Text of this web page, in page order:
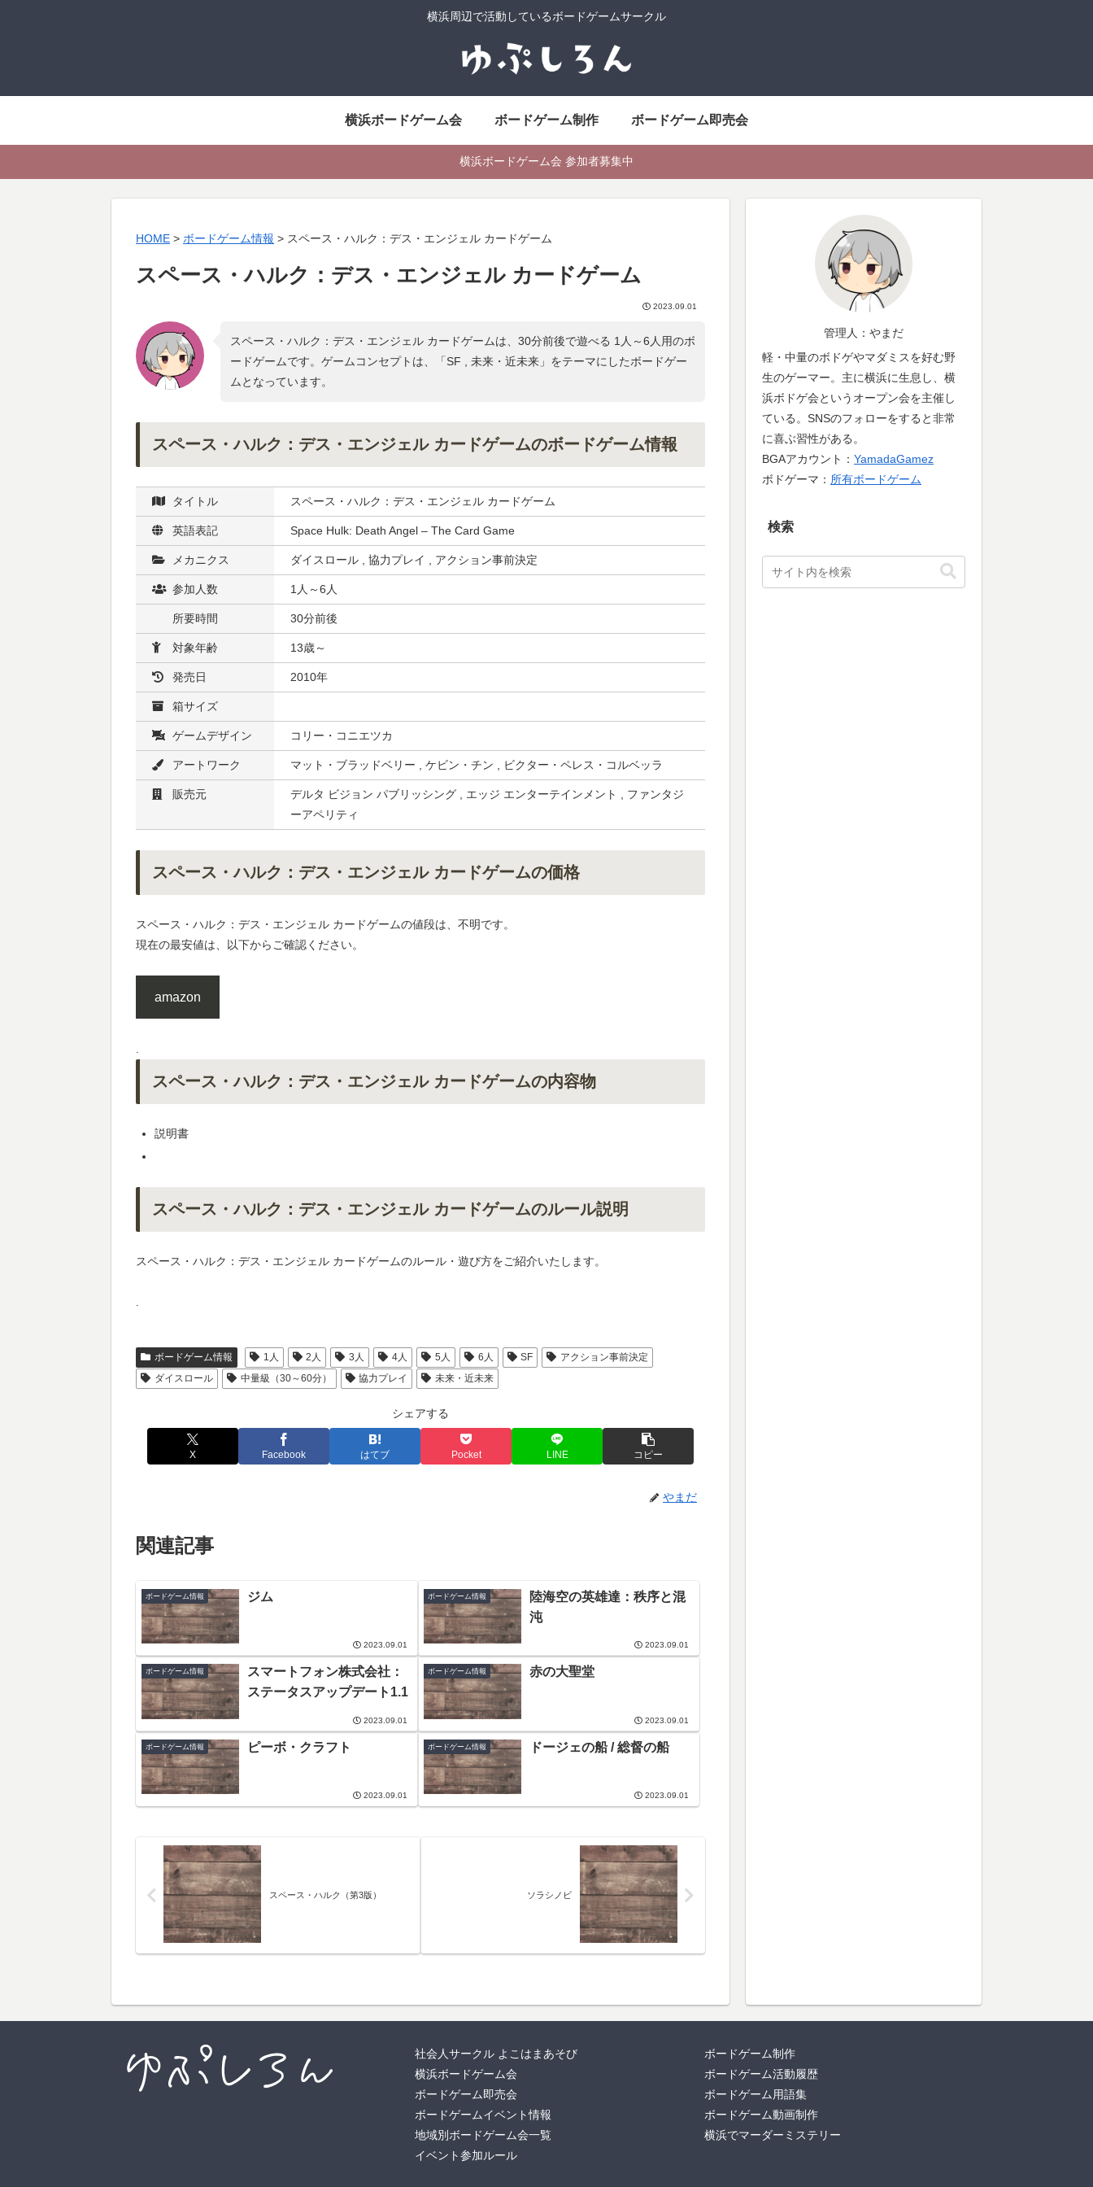
横浜周辺で活動しているボードゲームサークル
横浜ボードゲーム会 ボードゲーム制作 ボードゲーム即売会
横浜ボードゲーム会 参加者募集中
HOME > ボードゲーム情報 > スペース・ハルク：デス・エンジェル カードゲーム
スペース・ハルク：デス・エンジェル カードゲーム
2023.09.01
スペース・ハルク：デス・エンジェル カードゲームは、30分前後で遊べる 1人～6人用のボ
ードゲームです。ゲームコンセプトは、「SF , 未来・近未来 」をテーマにしたボードゲー
ムとなっています。
スペース・ハルク：デス・エンジェル カードゲームのボードゲーム情報
タイトル スペース・ハルク：デス・エンジェル カードゲーム
英語表記 Space Hulk: Death Angel – The Card Game
メカニクス ダイスロール , 協力プレイ , アクション事前決定
参加人数 1人～6人
所要時間 30分前後
対象年齢 13歳～
発売日 2010年
箱サイズ
ゲームデザイン コリー・コニエツカ
アートワーク マット・ブラッドベリー , ケビン・チン , ビクター・ペレス・コルベッラ
販売元
デルタ ビジョン パブリッシング , エッジ エンターテインメント , ファンタジ
ーアペリティ
スペース・ハルク：デス・エンジェル カードゲームの価格
スペース・ハルク：デス・エンジェル カードゲームの値段は、不明です。
現在の最安値は、以下からご確認ください。
amazon
.
スペース・ハルク：デス・エンジェル カードゲームの内容物
説明書
スペース・ハルク：デス・エンジェル カードゲームのルール説明
スペース・ハルク：デス・エンジェル カードゲームのルール・遊び方をご紹介いたします。
.
ボードゲーム情報 1人 2人 3人 4人 5人 6人 SF
アクション事前決定
ダイスロール
中量級（30～60分） 協力プレイ 未来・近未来
シェアする
X Facebook はてブ Pocket LINE コピー
やまだ
関連記事
ボードゲーム情報 ジム
2023.09.01
ボードゲーム情報
陸海空の英雄達：秩序と混
沌
2023.09.01
ボードゲーム情報
スマートフォン株式会社：
ステータスアップデート1.1
2023.09.01
ボードゲーム情報 赤の大聖堂
2023.09.01
ボードゲーム情報 ピーボ・クラフト
2023.09.01
ボードゲーム情報 ドージェの船 / 総督の船
2023.09.01
スペース・ハルク（第3版） ソラシノビ
管理人：やまだ
軽・中量のボドゲやマダミスを好む野
生のゲーマー。主に横浜に生息し、横
浜ボドゲ会というオープン会を主催し
ている。SNSのフォローをすると非常
に喜ぶ習性がある。
BGAアカウント： YamadaGamez
ボドゲーマ： 所有ボードゲーム
検索
社会人サークル よこはまあそび
横浜ボードゲーム会
ボードゲーム即売会
ボードゲームイベント情報
地域別ボードゲーム会一覧
イベント参加ルール
ボードゲーム制作
ボードゲーム活動履歴
ボードゲーム用語集
ボードゲーム動画制作
横浜でマーダーミステリー